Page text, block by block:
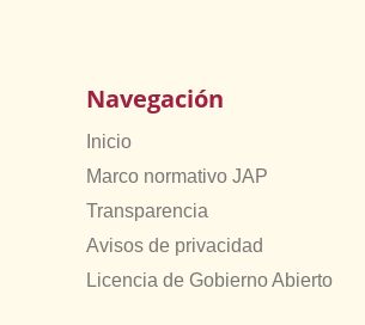
Navegación
Inicio
Marco normativo JAP
Transparencia
Avisos de privacidad
Licencia de Gobierno Abierto